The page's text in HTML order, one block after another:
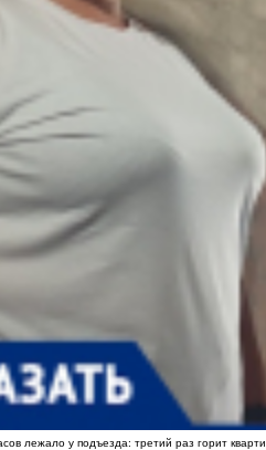
лежало у подъезда: третий раз горит